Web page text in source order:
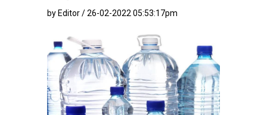
by Editor / 26-02-2022 05:53:17pm